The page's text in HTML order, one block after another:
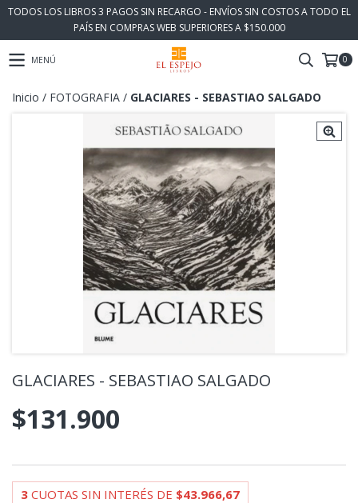
TODOS LOS LIBROS 3 PAGOS SIN RECARGO - ENVÍOS SIN COSTOS A TODO EL
PAÍS EN COMPRAS WEB SUPERIORES A $150.000
MENÚ 0
Inicio / FOTOGRAFIA / GLACIARES - SEBASTIAO SALGADO
GLACIARES - SEBASTIAO SALGADO
$131.900
3 CUOTAS SIN INTERÉS DE $43.966,67